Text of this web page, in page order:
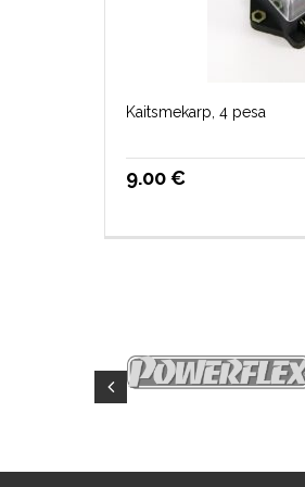
Kaitsmekarp, 4 pesa
9.00€